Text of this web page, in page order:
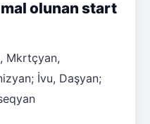
olunan start
Mkrtçyan,
İvu, Daşyan;